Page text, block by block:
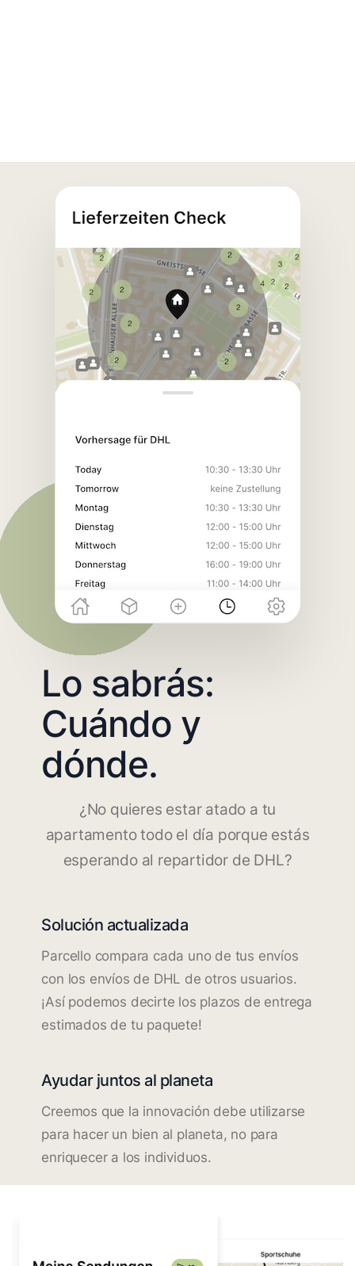
Lo sabrás:
Cuándo y
dónde.
¿No quieres estar atado a tu
apartamento todo el día porque estás
esperando al repartidor de DHL?
Solución actualizada
Parcello compara cada uno de tus envíos
con los envíos de DHL de otros usuarios.
¡Así podemos decirte los plazos de entrega
estimados de tu paquete!
Ayudar juntos al planeta
Creemos que la innovación debe utilizarse
para hacer un bien al planeta, no para
enriquecer a los individuos.